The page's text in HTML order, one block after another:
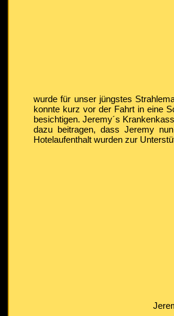
wurde für unser jüngstes
konnte kurz vor der Fahrt in eine
besichtigen. Jeremy´s
dazu beitragen, dass Jeremy
Hotelaufenthalt wurden zur